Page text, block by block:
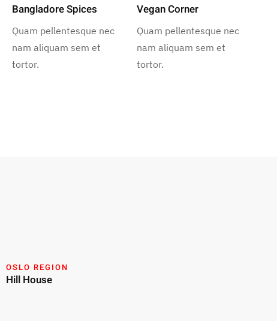
Bangladore Spices
Quam pellentesque nec
nam aliquam sem et
tortor.
Vegan Corner
Quam pellentesque nec
nam aliquam sem et
tortor.
OSLO REGION
Hill House